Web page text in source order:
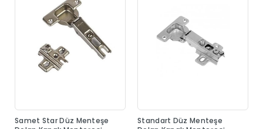
Samet Star Düz Menteşe
Standart Düz Menteşe